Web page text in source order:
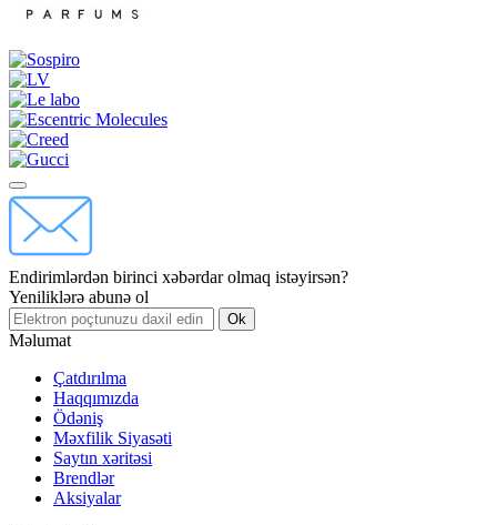
Endirimlərdən birinci xəbərdar olmaq istəyirsən?
Yeniliklərə abunə ol
Ok
Məlumat
Çatdırılma
Haqqımızda
Ödəniş
Məxfilik Siyasəti
Saytın xəritəsi
Brendlər
Aksiyalar